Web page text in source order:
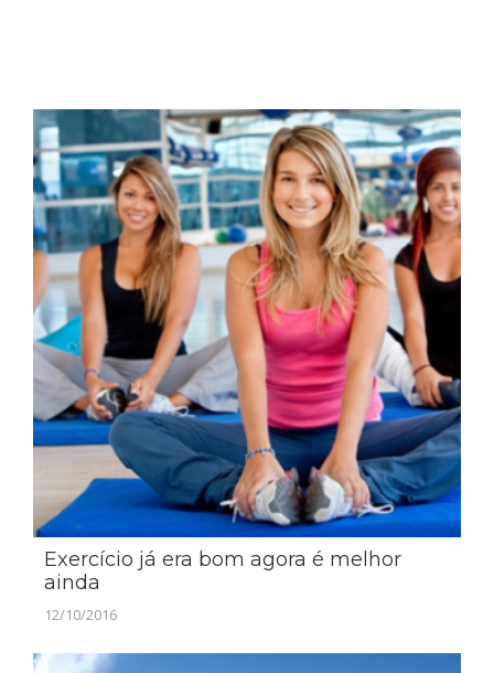
Exercício já era bom agora é melhor
ainda
12/10/2016